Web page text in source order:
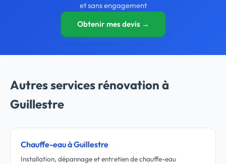
et sans engagement
Obtenir mes devis →
Autres services rénovation à
Guillestre
Chauffe-eau à Guillestre
Installation, dépannage et entretien de chauffe-eau